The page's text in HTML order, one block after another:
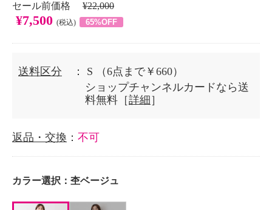
セール前価格 ¥22,000
¥7,500 (税込) 65%OFF
送料区分 ： S
（6点まで￥660）
ショップチャンネルカードなら送
料無料［詳細 ］
返品・交換 ： 不可
カラー選択： 杢ベージュ